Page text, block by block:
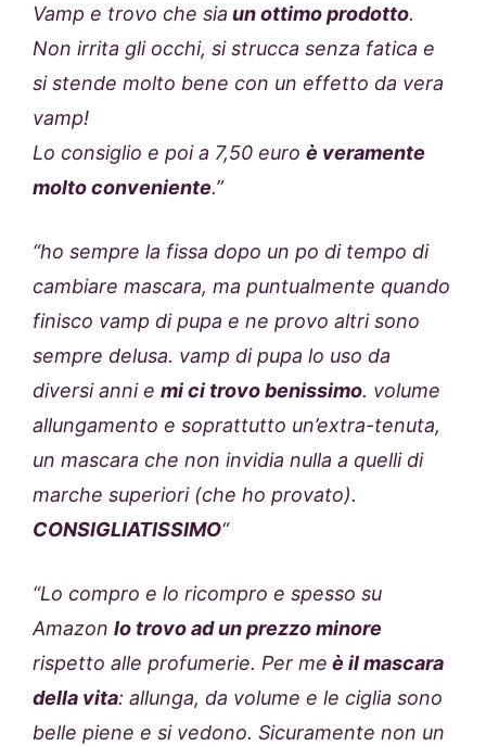
Vamp e trovo che sia un ottimo prodotto.
Non irrita gli occhi, si strucca senza fatica e
si stende molto bene con un effetto da vera
vamp!
Lo consiglio e poi a 7,50 euro è veramente
molto conveniente.”
“ho sempre la fissa dopo un po di tempo di
cambiare mascara, ma puntualmente quando
finisco vamp di pupa e ne provo altri sono
sempre delusa. vamp di pupa lo uso da
diversi anni e mi ci trovo benissimo. volume
allungamento e soprattutto un’extra-tenuta,
un mascara che non invidia nulla a quelli di
marche superiori (che ho provato).
CONSIGLIATISSIMO“
“Lo compro e lo ricompro e spesso su
Amazon lo trovo ad un prezzo minore
rispetto alle profumerie. Per me è il mascara
della vita: allunga, da volume e le ciglia sono
belle piene e si vedono. Sicuramente non un